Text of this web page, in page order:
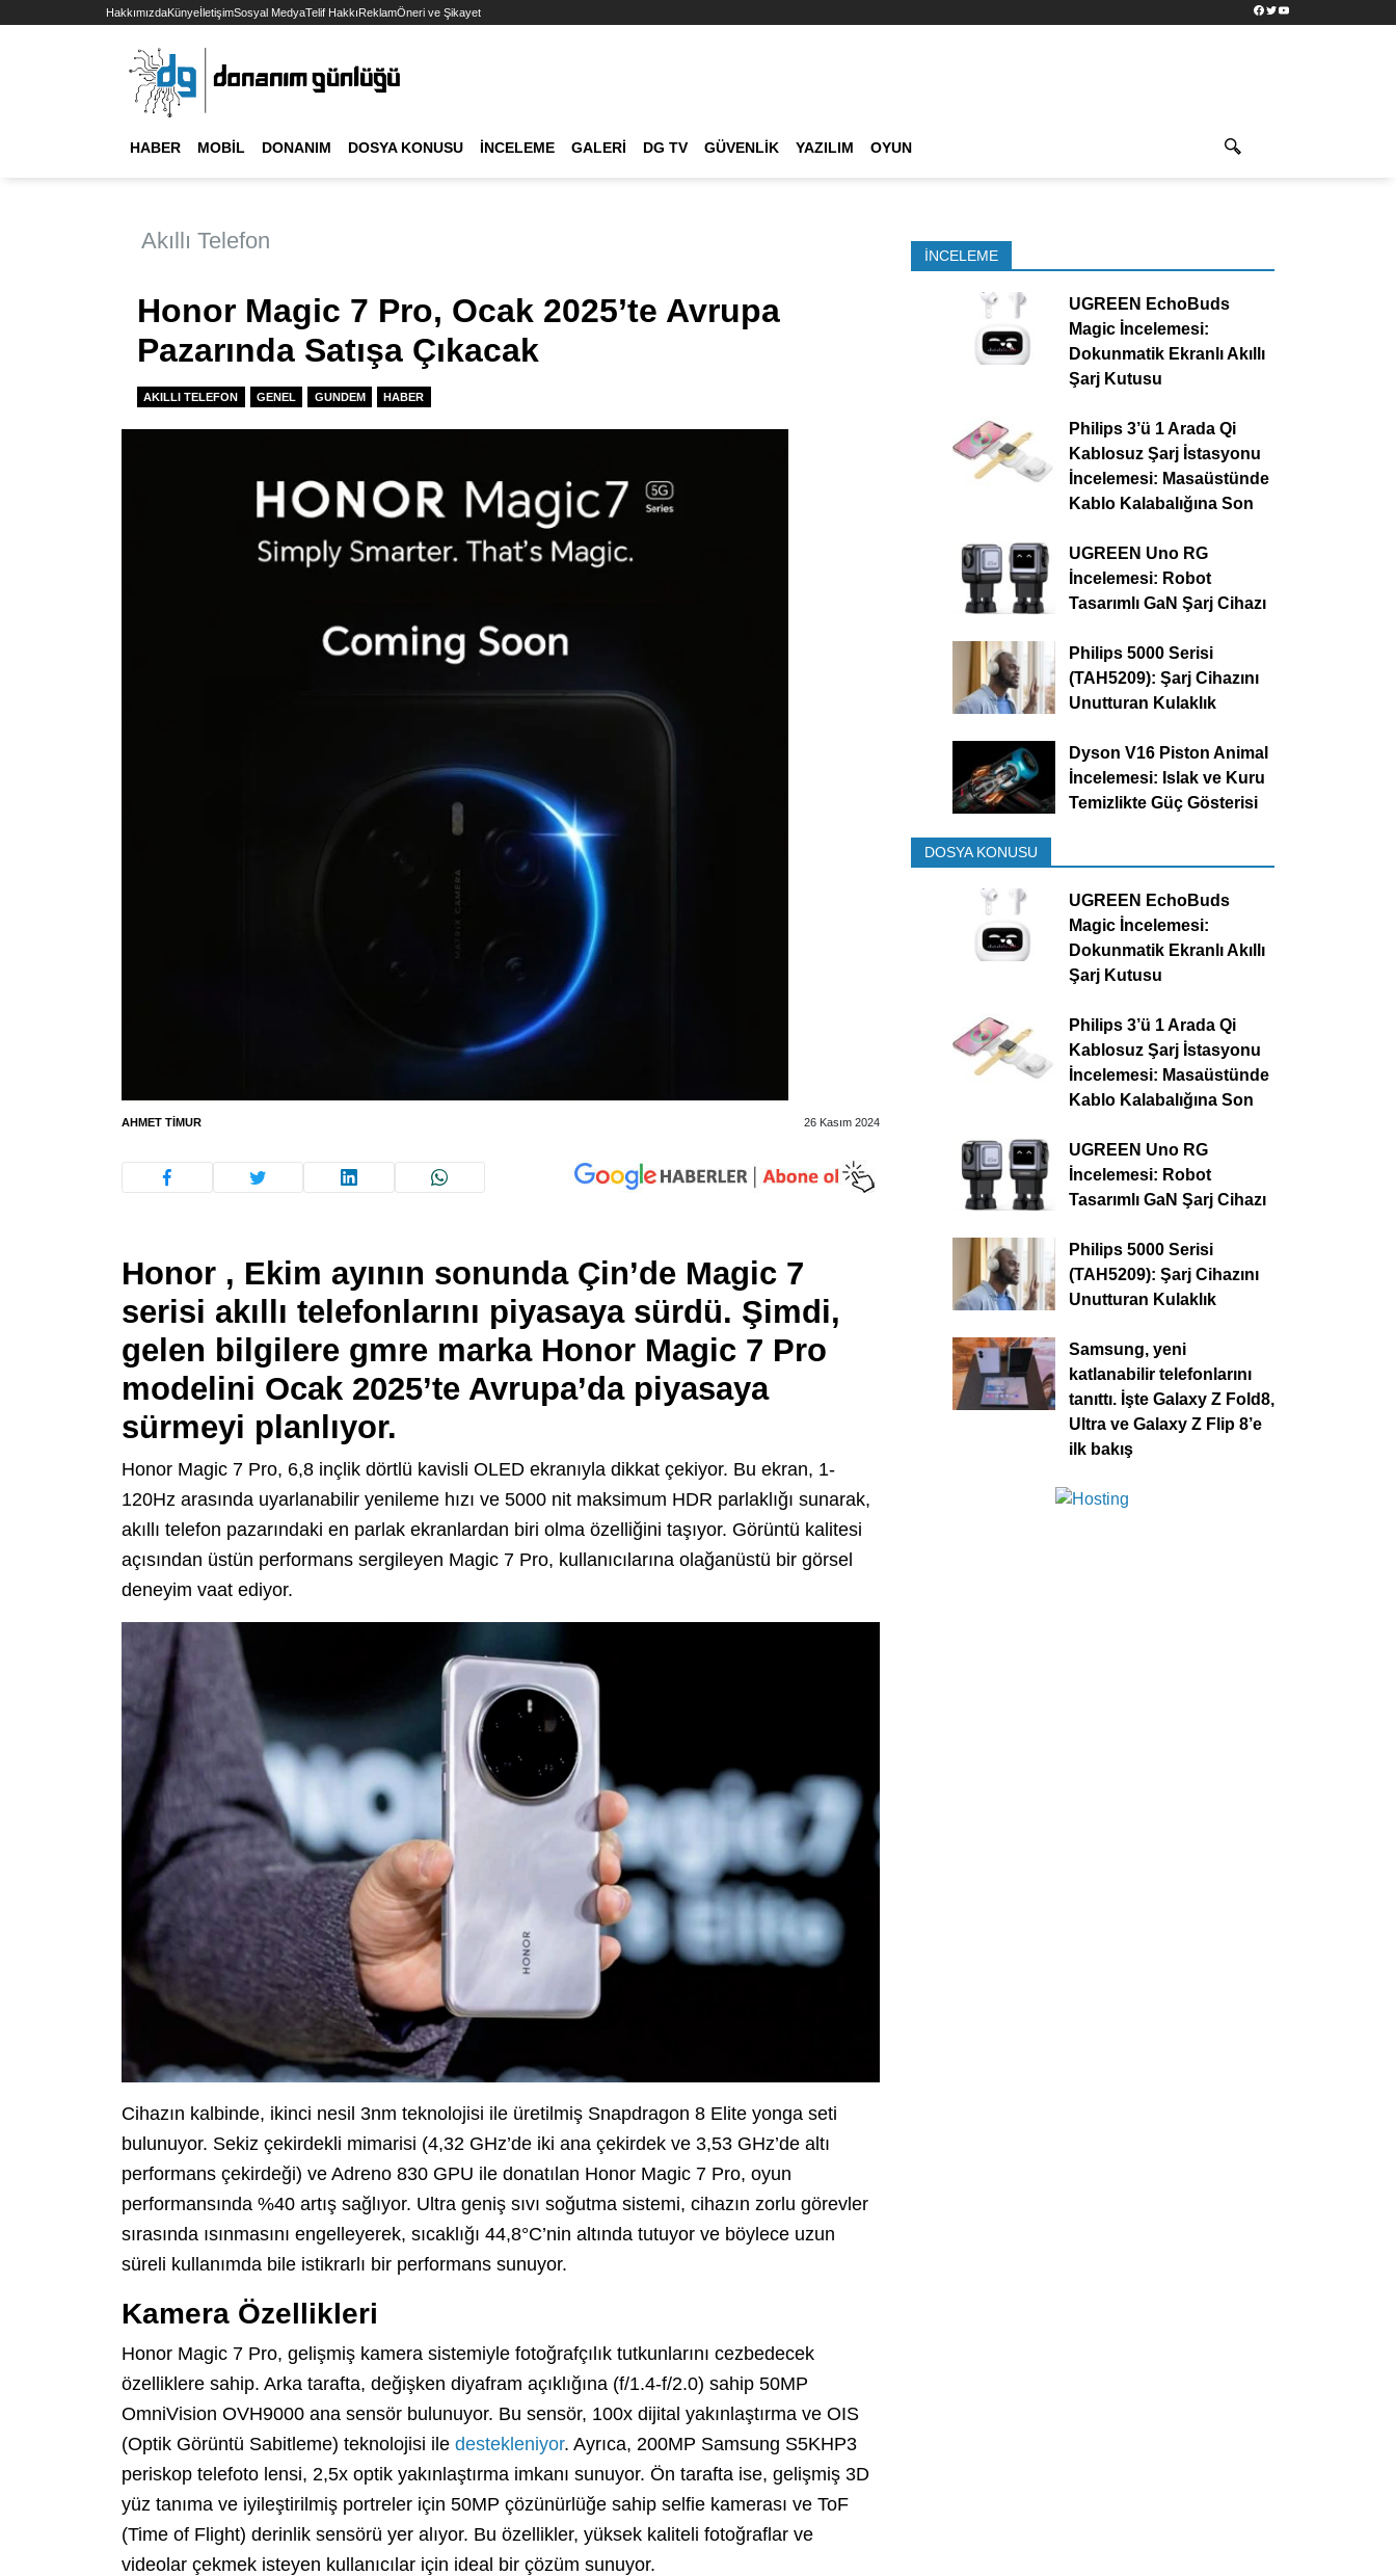
HakkımızdaKünyeİletişimSosyal MedyaTelif HakkıReklamÖneri ve Şikayet Facebook
TwitterYouTube
HABER MOBIL DONANIM DOSYA KONUSU İNCELEME GALERI DG TV GÜVENLIK YAZILIM OYUN
Akıllı Telefon
Honor Magic 7 Pro, Ocak 2025’te Avrupa
Pazarında Satışa Çıkacak
AKILLI TELEFON GENEL GUNDEM HABER
AHMET TIMUR 26 Kasım 2024
Honor , Ekim ayının sonunda Çin’de Magic 7
serisi akıllı telefonlarını piyasaya sürdü. Şimdi,
gelen bilgilere gmre marka Honor Magic 7 Pro
modelini Ocak 2025’te Avrupa’da piyasaya
sürmeyi planlıyor.
Honor Magic 7 Pro, 6,8 inçlik dörtlü kavisli OLED ekranıyla dikkat çekiyor. Bu ekran, 1-
120Hz arasında uyarlanabilir yenileme hızı ve 5000 nit maksimum HDR parlaklığı sunarak,
akıllı telefon pazarındaki en parlak ekranlardan biri olma özelliğini taşıyor. Görüntü kalitesi
açısından üstün performans sergileyen Magic 7 Pro, kullanıcılarına olağanüstü bir görsel
deneyim vaat ediyor.
Cihazın kalbinde, ikinci nesil 3nm teknolojisi ile üretilmiş Snapdragon 8 Elite yonga seti
bulunuyor. Sekiz çekirdekli mimarisi (4,32 GHz’de iki ana çekirdek ve 3,53 GHz’de altı
performans çekirdeği) ve Adreno 830 GPU ile donatılan Honor Magic 7 Pro, oyun
performansında %40 artış sağlıyor. Ultra geniş sıvı soğutma sistemi, cihazın zorlu görevler
sırasında ısınmasını engelleyerek, sıcaklığı 44,8°C’nin altında tutuyor ve böylece uzun
süreli kullanımda bile istikrarlı bir performans sunuyor.
Kamera Özellikleri
Honor Magic 7 Pro, gelişmiş kamera sistemiyle fotoğrafçılık tutkunlarını cezbedecek
özelliklere sahip. Arka tarafta, değişken diyafram açıklığına (f/1.4-f/2.0) sahip 50MP
OmniVision OVH9000 ana sensör bulunuyor. Bu sensör, 100x dijital yakınlaştırma ve OIS
(Optik Görüntü Sabitleme) teknolojisi ile destekleniyor. Ayrıca, 200MP Samsung S5KHP3
periskop telefoto lensi, 2,5x optik yakınlaştırma imkanı sunuyor. Ön tarafta ise, gelişmiş 3D
yüz tanıma ve iyileştirilmiş portreler için 50MP çözünürlüğe sahip selfie kamerası ve ToF
(Time of Flight) derinlik sensörü yer alıyor. Bu özellikler, yüksek kaliteli fotoğraflar ve
videolar çekmek isteyen kullanıcılar için ideal bir çözüm sunuyor.
İNCELEME
UGREEN EchoBuds
Magic İncelemesi:
Dokunmatik Ekranlı Akıllı
Şarj Kutusu
Philips 3’ü 1 Arada Qi
Kablosuz Şarj İstasyonu
İncelemesi: Masaüstünde
Kablo Kalabalığına Son
UGREEN Uno RG
İncelemesi: Robot
Tasarımlı GaN Şarj Cihazı
Philips 5000 Serisi
(TAH5209): Şarj Cihazını
Unutturan Kulaklık
Dyson V16 Piston Animal
İncelemesi: Islak ve Kuru
Temizlikte Güç Gösterisi
DOSYA KONUSU
UGREEN EchoBuds
Magic İncelemesi:
Dokunmatik Ekranlı Akıllı
Şarj Kutusu
Philips 3’ü 1 Arada Qi
Kablosuz Şarj İstasyonu
İncelemesi: Masaüstünde
Kablo Kalabalığına Son
UGREEN Uno RG
İncelemesi: Robot
Tasarımlı GaN Şarj Cihazı
Philips 5000 Serisi
(TAH5209): Şarj Cihazını
Unutturan Kulaklık
Samsung, yeni
katlanabilir telefonlarını
tanıttı. İşte Galaxy Z Fold8,
Ultra ve Galaxy Z Flip 8’e
ilk bakış